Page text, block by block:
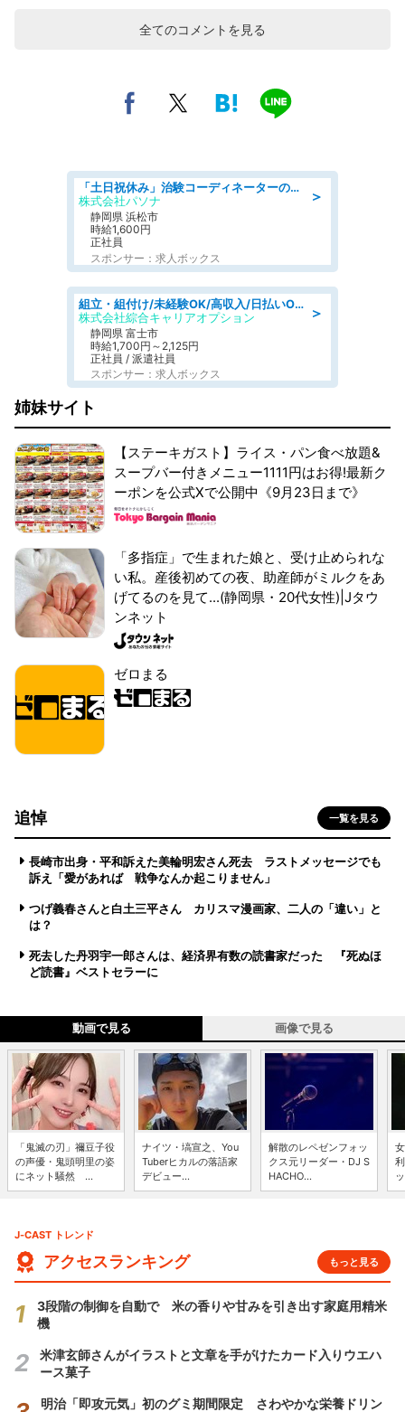
全てのコメントを見る
＞
「土日祝休み」治験コーディネーターのお仕事/未経験OK
株式会社パソナ
静岡県 浜松市
時給1,600円
正社員
スポンサー：求人ボックス
＞
組立・組付け/未経験OK/高収入/日払いOK/交替制/20・30・40代活躍中
株式会社綜合キャリアオプション
静岡県 富士市
時給1,700円～2,125円
正社員 / 派遣社員
スポンサー：求人ボックス
姉妹サイト
【ステーキガスト】ライス・パン食べ放題&
スープバー付きメニュー1111円はお得!最新ク
ーポンを公式Xで公開中《9月23日まで》
「多指症」で生まれた娘と、受け止められな
い私。産後初めての夜、助産師がミルクをあ
げてるのを見て...(静岡県・20代女性)|Jタウ
ンネット
ゼロまる
追悼 一覧を見る
長崎市出身・平和訴えた美輪明宏さん死去 ラストメッセージでも
訴え「愛があれば 戦争なんか起こりません」
つげ義春さんと白土三平さん カリスマ漫画家、二人の「違い」と
は？
死去した丹羽宇一郎さんは、経済界有数の読書家だった 『死ぬほ
ど読書』ベストセラーに
動画で見る 画像で見る
「鬼滅の刃」禰豆子役
の声優・鬼頭明里の姿
にネット騒然 ...
ナイツ・塙宣之、You
Tuberヒカルの落語家
デビュー...
解散のレペゼンフォッ
クス元リーダー・DJ S
HACHO...
J-CAST トレンド
アクセスランキング もっと見る
3段階の制御を自動で 米の香りや甘みを引き出す家庭用精米
機
米津玄師さんがイラストと文章を手がけたカード入りウエハ
ース菓子
明治「即攻元気」初のグミ期間限定 さわやかな栄養ドリン